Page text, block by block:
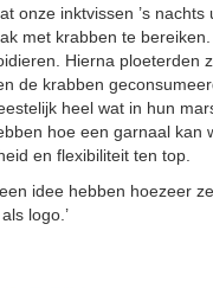
onze inktvissen ’s
met krabben te
Hierna ploeterden
de krabben
heel wat in hun
hoe een garnaal kan
en flexibiliteit ten top.
idee hebben hoezeer
logo.’